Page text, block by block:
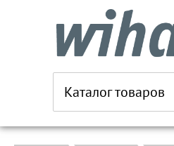
Каталог товаров